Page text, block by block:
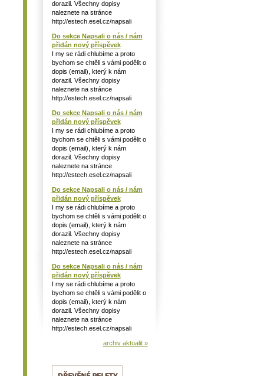
dorazil. Všechny dopisy
naleznete na stránce
http://estech.esel.cz/napsali
Do sekce Napsali o nás / nám
přidán nový příspěvek
I my se rádi chlubíme a proto
bychom se chtěli s vámi podělit o
dopis (email), který k nám
dorazil. Všechny dopisy
naleznete na stránce
http://estech.esel.cz/napsali
Do sekce Napsali o nás / nám
přidán nový příspěvek
I my se rádi chlubíme a proto
bychom se chtěli s vámi podělit o
dopis (email), který k nám
dorazil. Všechny dopisy
naleznete na stránce
http://estech.esel.cz/napsali
Do sekce Napsali o nás / nám
přidán nový příspěvek
I my se rádi chlubíme a proto
bychom se chtěli s vámi podělit o
dopis (email), který k nám
dorazil. Všechny dopisy
naleznete na stránce
http://estech.esel.cz/napsali
Do sekce Napsali o nás / nám
přidán nový příspěvek
I my se rádi chlubíme a proto
bychom se chtěli s vámi podělit o
dopis (email), který k nám
dorazil. Všechny dopisy
naleznete na stránce
http://estech.esel.cz/napsali
archiv aktualit »